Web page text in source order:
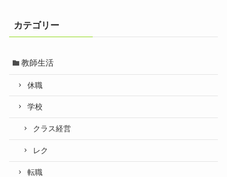
カテゴリー
教師生活
休職
学校
クラス経営
レク
転職